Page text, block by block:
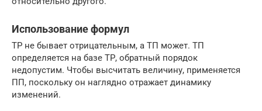
Использование формул
ТР не бывает отрицательным, а ТП может. ТП
определяется на базе ТР, обратный порядок
недопустим. Чтобы высчитать величину, применяется
ПП, поскольку он наглядно отражает динамику
изменений.